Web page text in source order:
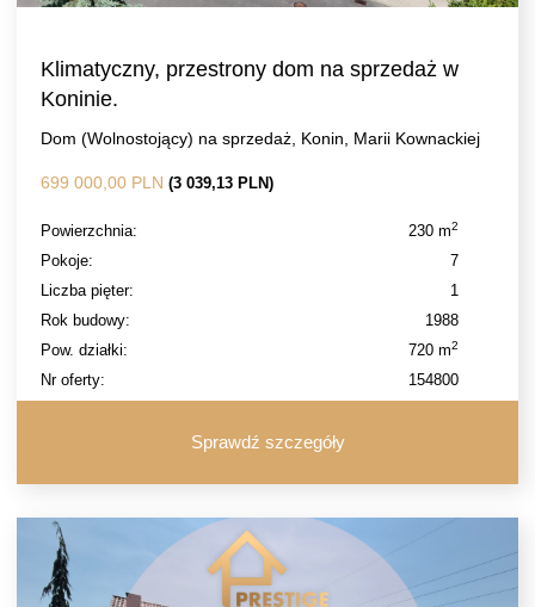
Klimatyczny, przestrony dom na sprzedaż w
Koninie.
Dom (Wolnostojący) na sprzedaż, Konin, Marii Kownackiej
699 000,00 PLN (3 039,13 PLN)
Powierzchnia: 230 m2
Pokoje:
7
Liczba pięter:
1
Rok budowy:
1988
Pow. działki:
720 m2
Nr oferty: 154800
Sprawdź szczegóły